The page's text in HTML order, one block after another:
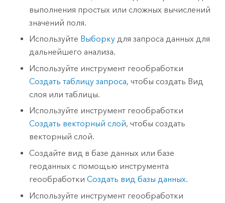
выполнения простых или сложных вычислений
значений поля.
Используйте Выборку для запроса данных для
дальнейшего анализа.
Используйте инструмент геообработки
Создать таблицу запроса, чтобы создать Вид
слоя или таблицы.
Используйте инструмент геообработки
Создать векторный слой, чтобы создать
векторный слой.
Создайте вид в базе данных или базе
геоданных с помощью инструмента
геообработкиСоздать вид базы данных.
Используйте инструмент геообработки